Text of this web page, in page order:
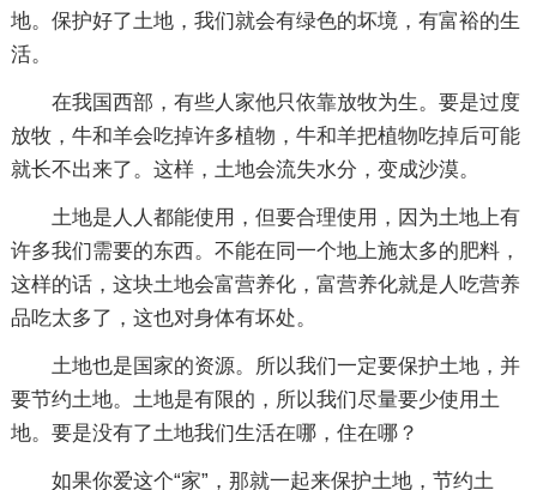
地。保护好了土地，我们就会有绿色的坏境，有富裕的生
活。
在我国西部，有些人家他只依靠放牧为生。要是过度
放牧，牛和羊会吃掉许多植物，牛和羊把植物吃掉后可能
就长不出来了。这样，土地会流失水分，变成沙漠。
土地是人人都能使用，但要合理使用，因为土地上有
许多我们需要的东西。不能在同一个地上施太多的肥料，
这样的话，这块土地会富营养化，富营养化就是人吃营养
品吃太多了，这也对身体有坏处。
土地也是国家的资源。所以我们一定要保护土地，并
要节约土地。土地是有限的，所以我们尽量要少使用土
地。要是没有了土地我们生活在哪，住在哪？
如果你爱这个“家”，那就一起来保护土地，节约土